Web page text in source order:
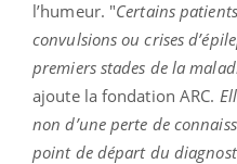
l’humeur. "Certains
convulsions ou crises
premiers stades de la
ajoute la fondation ARC.
non d’une perte de
point de départ du